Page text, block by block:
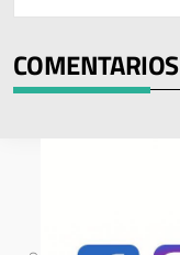
COMENTARIOS